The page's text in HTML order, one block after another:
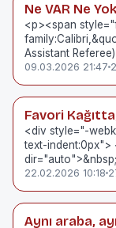
Ne VAR Ne
<p><span
Assistant
09.03.2026 21:47
Favori
<div style="-
text-indent:0px">
22.02.2026 10:18
Aynı araba,